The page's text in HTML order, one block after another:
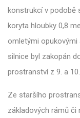
konstrukcí v podobě
koryta hloubky 0,8
omletými opukovými
silnice byl zakopán
prostranství z 9. a
Ze staršího
základových rámů či